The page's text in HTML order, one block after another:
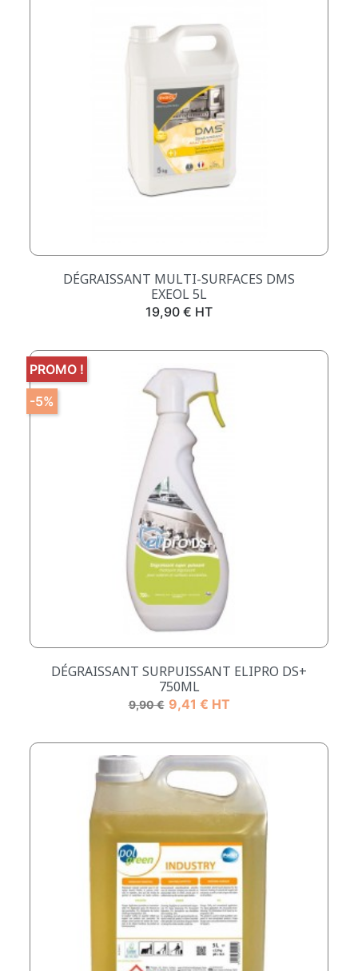
DÉGRAISSANT MULTI-SURFACES DMS
EXEOL 5L
Prix
19,90 € HT
DÉGRAISSANT SURPUISSANT ELIPRO DS+
750ML
Prix de base
9,90 € Prix
9,41 € HT
PROMO !
-5%